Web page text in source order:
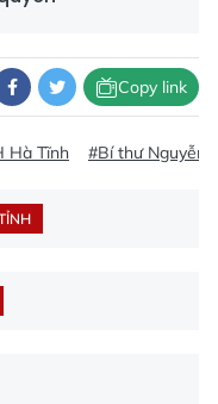
Copy link
Hà Tĩnh #Bí thư Nguyễn